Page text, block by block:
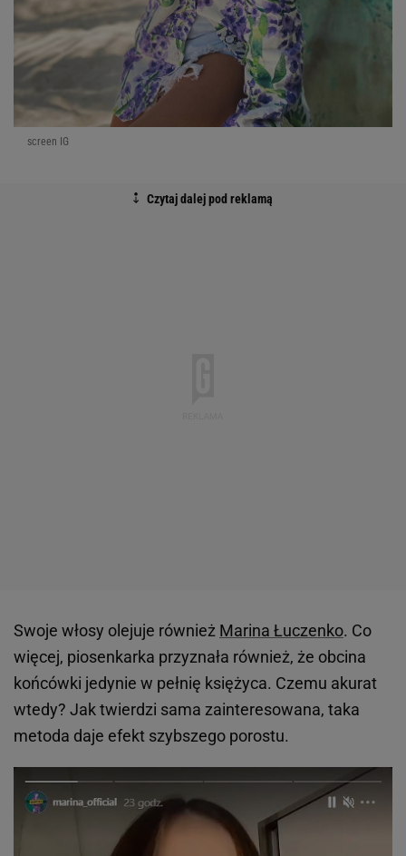
screen IG
Swoje włosy olejuje również Marina Łuczenko. Co
więcej, piosenkarka przyznała również, że obcina
końcówki jedynie w pełnię księżyca. Czemu akurat
wtedy? Jak twierdzi sama zainteresowana, taka
metoda daje efekt szybszego porostu.